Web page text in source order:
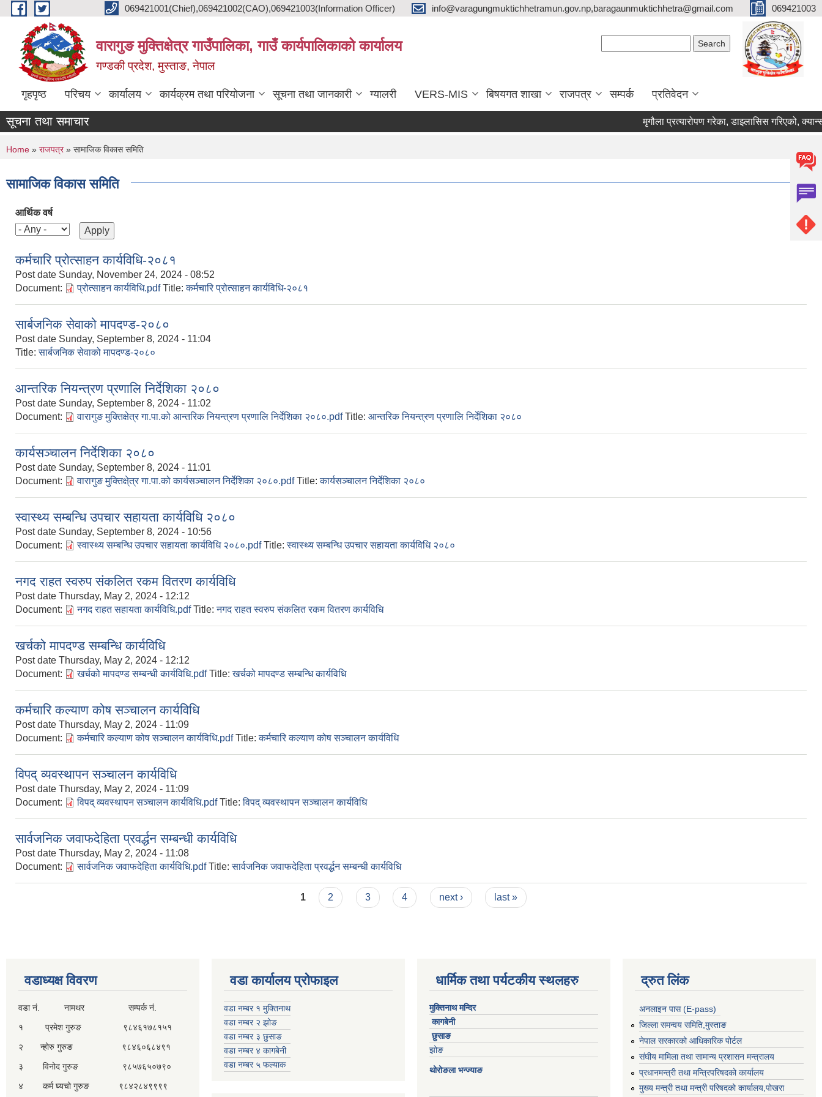
Skip to main content 069421001(Chief),069421002(CAO),069421003(Information Officer) info@varagungmuktichhetramun.gov.np,baragaunmuktichhetra@gmail.com 069421003
वारागुङ मुक्तिक्षेत्र गाउँपालिका, गाउँ कार्यपालिकाको कार्यालय
गण्डकी प्रदेश, मुस्ताङ, नेपाल
गृहपृष्ठ परिचय कार्यालय कार्यक्रम तथा परियोजना सूचना तथा जानकारी ग्यालरी VERS-MIS बिषयगत शाखा राजपत्र सम्पर्क प्रतिवेदन
सूचना तथा समाचार मृगौला प्रत्यारोपण गरेका, डाइलासिस गरिएको, क्यान्सर
You are here
Home » राजपत्र» सामाजिक विकास समिति
सामाजिक विकास समिति
आर्थिक वर्ष
कर्मचारि प्रोत्साहन कार्यविधि-२०८१
Post date Sunday, November 24, 2024 - 08:52
Document:
प्रोत्साहन कार्यविधि.pdf Title:कर्मचारि प्रोत्साहन कार्यविधि-२०८१
सार्बजनिक सेवाको मापदण्ड-२०८०
Post date Sunday, September 8, 2024 - 11:04
Title:सार्बजनिक सेवाको मापदण्ड-२०८०
आन्तरिक नियन्त्रण प्रणालि निर्देशिका २०८०
Post date Sunday, September 8, 2024 - 11:02
Document:
वारागुङ मुक्तिक्षेत्र गा.पा.को आन्तरिक नियन्त्रण प्रणालि निर्देशिका २०८०.pdf Title: आन्तरिक नियन्त्रण प्रणालि निर्देशिका २०८०
कार्यसञ्चालन निर्देशिका २०८०
Post date Sunday, September 8, 2024 - 11:01
Document:
वारागुङ मुक्तिक्षे्त्र गा.पा.को कार्यसञ्चालन निर्देशिका २०८०.pdf Title:कार्यसञ्चालन निर्देशिका २०८०
स्वास्थ्य सम्बन्धि उपचार सहायता कार्यविधि २०८०
Post date Sunday, September 8, 2024 - 10:56
Document:
स्वास्थ्य सम्बन्धि उपचार सहायता कार्यविधि २०८०.pdf Title:स्वास्थ्य सम्बन्धि उपचार सहायता कार्यविधि २०८०
नगद राहत स्वरुप संकलित रकम वितरण कार्यविधि
Post date Thursday, May 2, 2024 - 12:12
Document:
नगद राहत सहायता कार्यविधि.pdf Title:नगद राहत स्वरुप संकलित रकम वितरण कार्यविधि
खर्चको मापदण्ड सम्बन्धि कार्यविधि
Post date Thursday, May 2, 2024 - 12:12
Document:
खर्चको मापदण्ड सम्बन्धी कार्यविधि.pdf Title:खर्चको मापदण्ड सम्बन्धि कार्यविधि
कर्मचारि कल्याण कोष सञ्चालन कार्यविधि
Post date Thursday, May 2, 2024 - 11:09
Document:
कर्मचारि कल्याण कोष सञ्चालन कार्यविधि.pdf Title:कर्मचारि कल्याण कोष सञ्चालन कार्यविधि
विपद् व्यवस्थापन सञ्चालन कार्यविधि
Post date Thursday, May 2, 2024 - 11:09
Document:
विपद् व्यवस्थापन सञ्चालन कार्यविधि.pdf Title:विपद् व्यवस्थापन सञ्चालन कार्यविधि
सार्वजनिक जवाफदेहिता प्रवर्द्धन सम्बन्धी कार्यविधि
Post date Thursday, May 2, 2024 - 11:08
Document:
सार्वजनिक जवाफदेहिता कार्यविधि.pdf Title:सार्वजनिक जवाफदेहिता प्रवर्द्धन सम्बन्धी कार्यविधि
1 2 3 4 next › last »
वडाध्यक्ष विवरण
वडा नं. नामथर सम्पर्क नं.
१ प्रमेश गुरुङ ९८४६१७८१५१
२ न्होरु गुरुङ ९८४६०६८४९१
३ विनोद गुरुङ ९८५७६५०७९०
४ कर्म घ्यचो गुरुङ ९८४२८४९९९९
वडा कार्यालय प्रोफाइल
वडा नम्बर १ मुक्तिनाथ
वडा नम्बर २ झोङ
वडा नम्बर ३ छुसाङ
वडा नम्बर ४ कागबेनी
वडा नम्बर ५ फल्याक
धार्मिक तथा पर्यटकीय स्थलहरु
मुक्तिनाथ मन्दिर
कागबेनी
छुसाङ
झोङ
थोरोङला भन्ज्याङ
द्रुत लिंक
अनलाइन पास (E-pass)
जिल्ला समन्वय समिति,मुस्ताङ
नेपाल सरकारको आधिकारिक पोर्टल
संघीय मामिला तथा सामान्य प्रशासन मन्त्रालय
प्रधानमन्त्री तथा मन्त्रिपरिषदको कार्यालय
मुख्य मन्त्री तथा मन्त्री परिषदको कार्यालय,पोखरा